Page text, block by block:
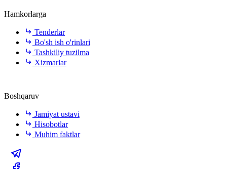
Hamkorlarga
Tenderlar
Bo'sh ish o'rinlari
Tashkiliy tuzilma
Xizmarlar
Boshqaruv
Jamiyat ustavi
Hisobotlar
Muhim faktlar